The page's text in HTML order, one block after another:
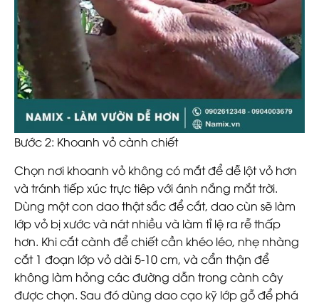
Bước 2: Khoanh vỏ cành chiết
Chọn nơi khoanh vỏ không có mắt để dễ lột vỏ hơn
và tránh tiếp xúc trực tiêp với ánh nắng mắt trời.
Dùng một con dao thật sắc để cắt, dao cùn sẽ làm
lớp vỏ bị xước và nát nhiều và làm tỉ lệ ra rễ thấp
hơn. Khi cắt cành để chiết cần khéo léo, nhẹ nhàng
cắt 1 đoạn lớp vỏ dài 5-10 cm, và cẩn thận để
không làm hỏng các đường dẫn trong cành cây
được chọn. Sau đó dùng dao cạo kỹ lớp gỗ để phá